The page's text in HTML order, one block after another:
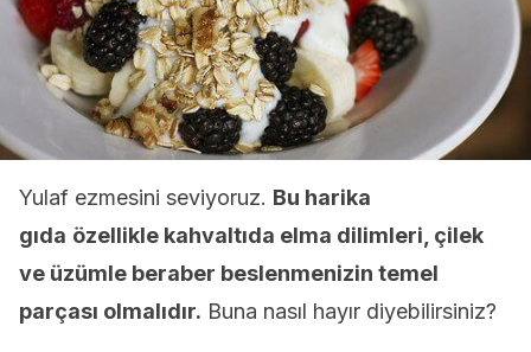
Yulaf ezmesini seviyoruz. Bu harika
gıda özellikle kahvaltıda elma dilimleri, çilek
ve üzümle beraber beslenmenizin temel
parçası olmalıdır. Buna nasıl hayır diyebilirsiniz?